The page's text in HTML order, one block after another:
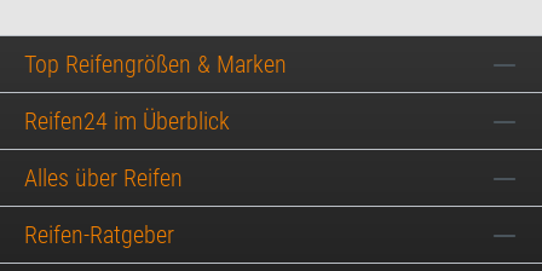
Top Reifengrößen & Marken
Reifen24 im Überblick
Alles über Reifen
Reifen-Ratgeber